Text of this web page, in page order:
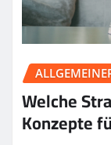
Welche
Konzepte